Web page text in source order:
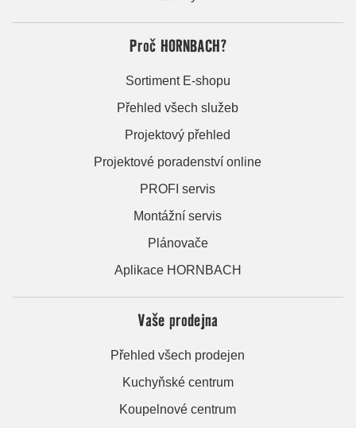
Proč HORNBACH?
Sortiment E-shopu
Přehled všech služeb
Projektový přehled
Projektové poradenství online
PROFI servis
Montážní servis
Plánovače
Aplikace HORNBACH
Vaše prodejna
Přehled všech prodejen
Kuchyňské centrum
Koupelnové centrum